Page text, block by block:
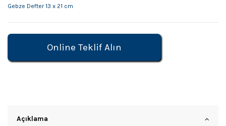
Gebze Defter 13 x 21 cm
Online Teklif Alın
Açıklama